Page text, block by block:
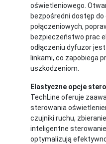
oświetleniowego.
bezpośredni dostęp
połączeniowych,
bezpieczeństwo prac
odłączeniu dyfuzor
linkami, co zapobiega
uszkodzeniom.
Elastyczne opcje
TechLine oferuje
sterowania
czujniki ruchu,
inteligentne sterowanie
optymalizują